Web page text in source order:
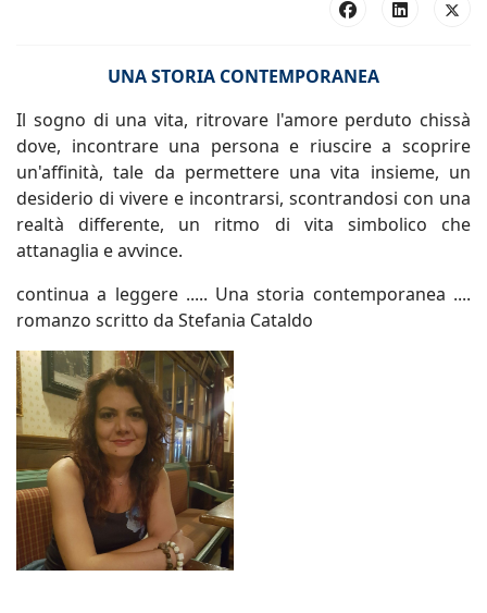
UNA STORIA CONTEMPORANEA
Il sogno di una vita, ritrovare l'amore perduto chissà
dove, incontrare una persona e riuscire a scoprire
un'affinità, tale da permettere una vita insieme, un
desiderio di vivere e incontrarsi, scontrandosi con una
realtà differente, un ritmo di vita simbolico che
attanaglia e avvince.
continua a leggere ..... Una storia contemporanea ....
romanzo scritto da Stefania Cataldo